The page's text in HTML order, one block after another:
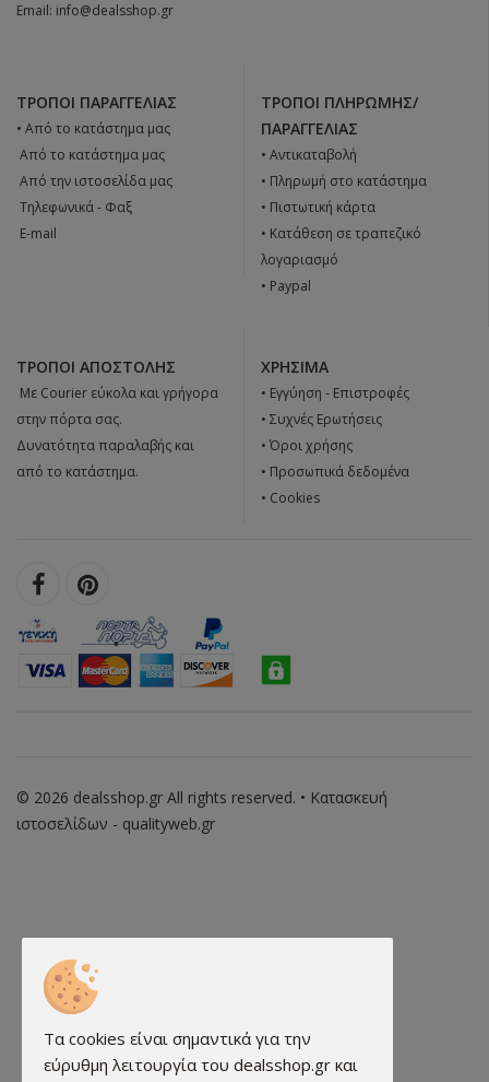
Email: info@dealsshop.gr
ΤΡΌΠΟΙ ΠΑΡΑΓΓΕΛΊΑΣ
• Από το κατάστημα μας
 Από το κατάστημα μας
 Από την ιστοσελίδα μας
 Tηλεφωνικά - Φαξ
 E-mail
ΤΡΌΠΟΙ ΠΛΗΡΩΜΉΣ/
ΠΑΡΑΓΓΕΛΊΑΣ
• Αντικαταβολή
• Πληρωμή στο κατάστημα
• Πιστωτική κάρτα
• Κατάθεση σε τραπεζικό
λογαριασμό
• Paypal
ΤΡΌΠΟΙ ΑΠΟΣΤΟΛΉΣ
 Με Courier εύκολα και γρήγορα
στην πόρτα σας.
Δυνατότητα παραλαβής και
από το κατάστημα.
ΧΡΉΣΙΜΑ
• Εγγύηση - Επιστροφές
• Συχνές Ερωτήσεις
• Όροι χρήσης
• Προσωπικά δεδομένα
• Cookies
© 2026 dealsshop.gr All rights reserved. • Κατασκευή
ιστοσελίδων - qualityweb.gr
Τα cookies είναι σημαντικά για την
εύρυθμη λειτουργία του dealsshop.gr και